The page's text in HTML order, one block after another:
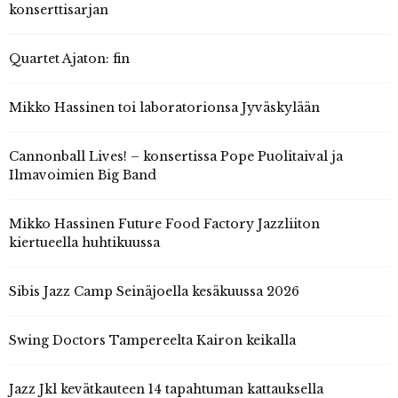
konserttisarjan
Quartet Ajaton: fin
Mikko Hassinen toi laboratorionsa Jyväskylään
Cannonball Lives! – konsertissa Pope Puolitaival ja
Ilmavoimien Big Band
Mikko Hassinen Future Food Factory Jazzliiton
kiertueella huhtikuussa
Sibis Jazz Camp Seinäjoella kesäkuussa 2026
Swing Doctors Tampereelta Kairon keikalla
Jazz Jkl kevätkauteen 14 tapahtuman kattauksella